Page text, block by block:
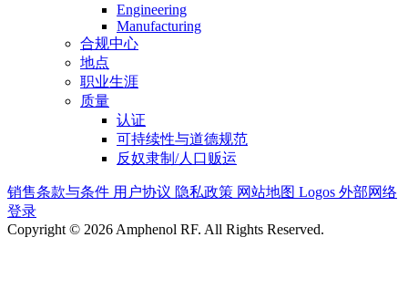
Engineering
Manufacturing
合规中心
地点
职业生涯
质量
认证
可持续性与道德规范
反奴隶制/人口贩运
销售条款与条件 用户协议 隐私政策 网站地图 Logos 外部网络
登录
Copyright © 2026 Amphenol RF. All Rights Reserved.